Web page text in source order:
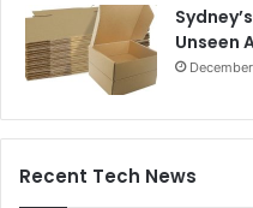
Unseen
Recent Tech News